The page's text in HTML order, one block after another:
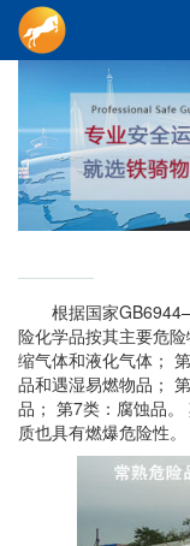
根据国家
险化学品按其主要危
缩气体和液化气体；
品和遇湿易燃物品；
品； 第7类：腐蚀品
质也具有燃爆危险性。